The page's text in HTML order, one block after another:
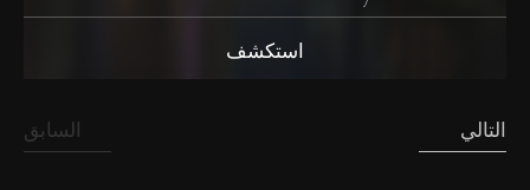
استكشف
السابق التالي